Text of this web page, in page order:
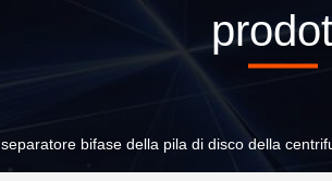
separatore bifase della pila di disco della